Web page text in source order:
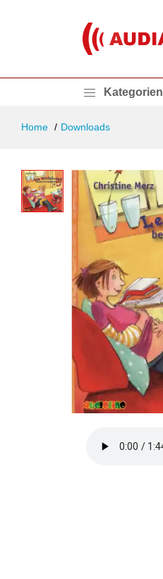
Kategorien
Home Downloads